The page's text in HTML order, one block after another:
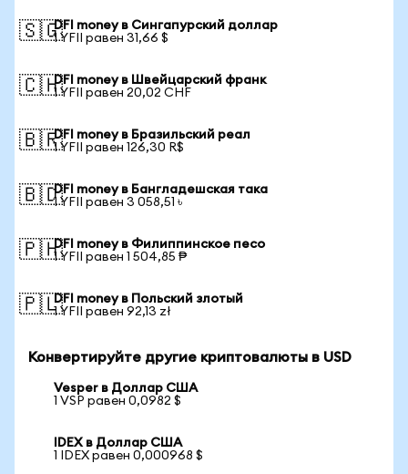
🇸🇬DFI money в Сингапурский доллар
1 YFII равен 31,66 $
🇨🇭DFI money в Швейцарский франк
1 YFII равен 20,02 CHF
🇧🇷DFI money в Бразильский реал
1 YFII равен 126,30 R$
🇧🇩DFI money в Бангладешская така
1 YFII равен 3 058,51 ৳
🇵🇭DFI money в Филиппинское песо
1 YFII равен 1 504,85 ₱
🇵🇱DFI money в Польский злотый
1 YFII равен 92,13 zł
Конвертируйте другие криптовалюты в USD
Vesper в Доллар США
1 VSP равен 0,0982 $
IDEX в Доллар США
1 IDEX равен 0,000968 $